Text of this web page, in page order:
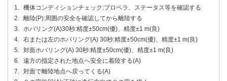
機体コンディションチェック:プロペラ、ステータス等を確認する
離陸(P):周囲の安全を確認してから離陸する
ホバリング(A)30秒:精度±50cm(優)、精度±1 m(良)
右または左のホバリング(A) 30秒:精度±50cm(優)、精度±1 m(良)
対面ホバリング(A) 30秒:精度±50cm(優)、精度±1 m(良)
遠方の指定された地点へ安全に着陸する(A)
対面で離陸地点へ戻ってくる(A)